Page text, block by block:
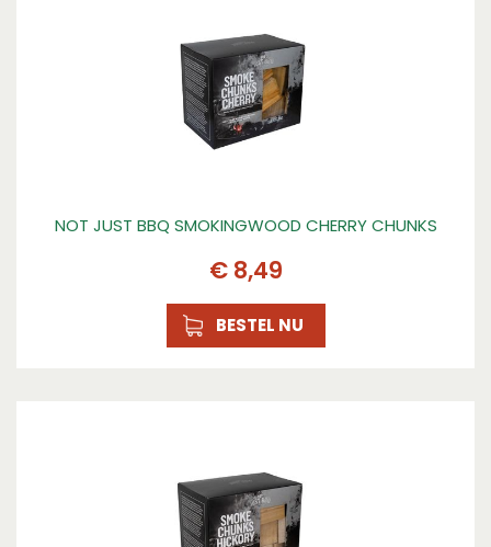
NOT JUST BBQ SMOKINGWOOD CHERRY CHUNKS
€ 8,49
BESTEL NU